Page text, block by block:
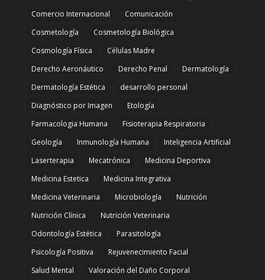
Comercio Internacional
Comunicación
Cosmetología
Cosmetología Biológica
Cosmología Física
Células Madre
Derecho Aeronáutico
Derecho Penal
Dermatología
Dermatología Estética
desarrollo personal
Diagnóstico por Imagen
Etología
Farmacologia Humana
Fisioterapia Respiratoria
Geología
Inmunología Humana
Inteligencia Artificial
Laserterapia
Mecatrónica
Medicina Deportiva
Medicina Estetica
Medicina Integrativa
Medicina Veterinaria
Microbiología
Nutrición
Nutrición Clínica
Nutrición Veterinaria
Odontología Estética
Parasitología
Psicología Positiva
Rejuvenecimiento Facial
Salud Mental
Valoración del Daño Corporal